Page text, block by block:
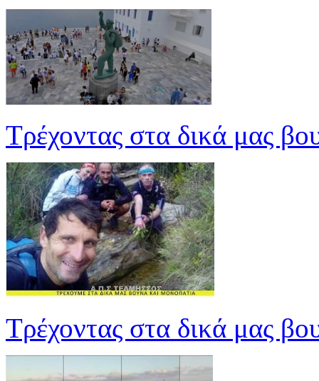
Τρέχοντας στα δικά μας
Τρέχοντας στα δικά μας